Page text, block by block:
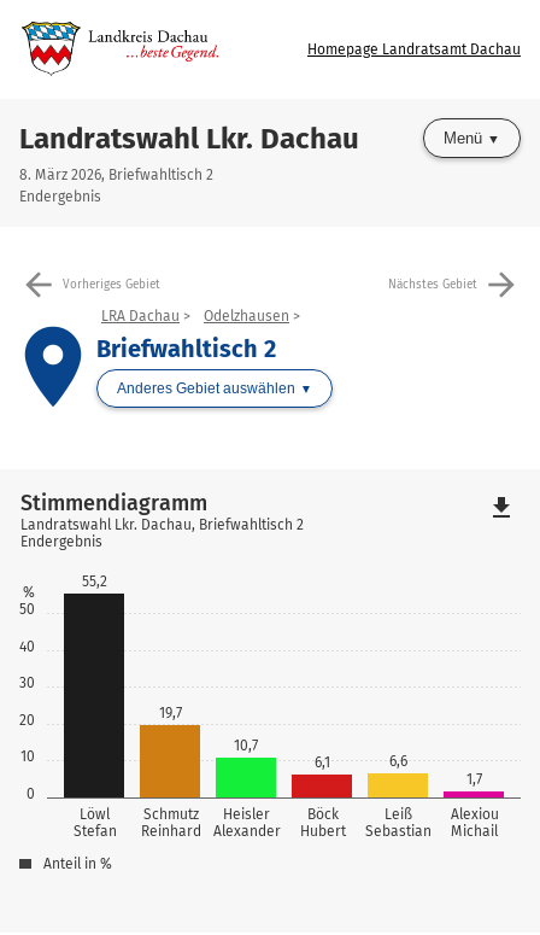
Homepage Landratsamt Dachau
Landratswahl Lkr. Dachau
8. März 2026, Briefwahltisch 2
Endergebnis
Menü
arrow_back Vorheriges Gebiet Nächstes Gebiet arrow_forward
place
LRA Dachau Odelzhausen
Briefwahltisch 2
Anderes Gebiet auswählen
0
10
20
30
40
50
%
Löwl
Stefan
Schmutz
Reinhard
Heisler
Alexander
Böck
Hubert
Leiß
Sebastian
Alexiou
Michail
55,2
19,7
10,7
6,1
6,6
1,7
Stimmendiagramm
Landratswahl Lkr. Dachau, Briefwahltisch 2
Endergebnis
Anteil in %
file_download